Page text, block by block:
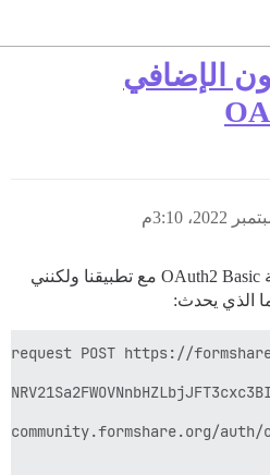
الإضافي
لقد قمت بتثبيت وتكوين إضافة OAuth2 Basic مع تطبيقنا ولكنني
الذي يحدث: